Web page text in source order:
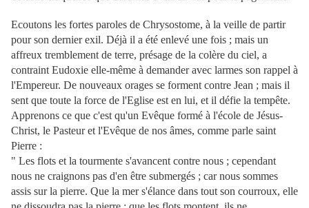
Ecoutons les fortes paroles de Chrysostome, à la veille de partir
pour son dernier exil. Déjà il a été enlevé une fois ; mais un
affreux tremblement de terre, présage de la colère du ciel, a
contraint Eudoxie elle-même à demander avec larmes son rappel à
l'Empereur. De nouveaux orages se forment contre Jean ; mais il
sent que toute la force de l'Eglise est en lui, et il défie la tempête.
Apprenons ce que c'est qu'un Evêque formé à l'école de Jésus-
Christ, le Pasteur et l'Evêque de nos âmes, comme parle saint
Pierre :
" Les flots et la tourmente s'avancent contre nous ; cependant
nous ne craignons pas d'en être submergés ; car nous sommes
assis sur la pierre. Que la mer s'élance dans tout son courroux, elle